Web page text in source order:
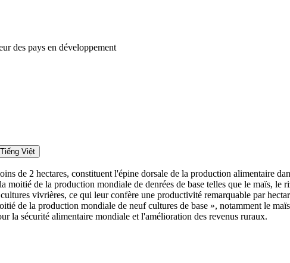
des pays en développement
Tiếng Việt
de 2 hectares, constituent l'épine dorsale de la production alimentaire
moitié de la production mondiale de denrées de base telles que le maïs,
vivrières, ce qui leur confère une productivité remarquable par
de la production mondiale de neuf cultures de base », notamment le
la sécurité alimentaire mondiale et l'amélioration des revenus ruraux.